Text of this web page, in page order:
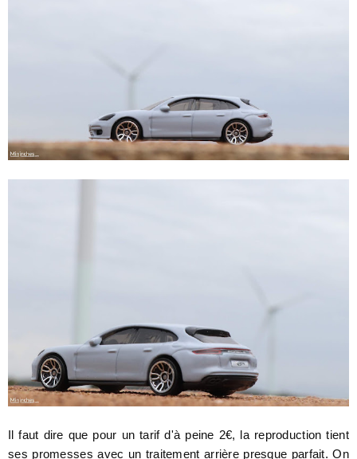
Il faut dire que pour un tarif d'à peine 2€, la reproduction tient
ses promesses avec un traitement arrière presque parfait. On